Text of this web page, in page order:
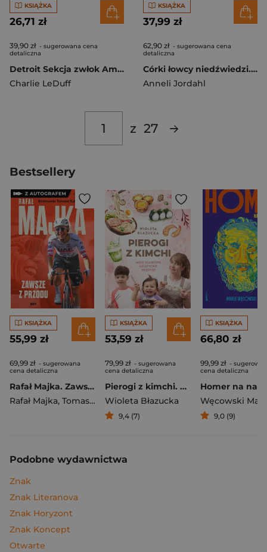
KSIĄŻKA
26,71 zł
39,90 zł - sugerowana cena
detaliczna
Detroit Sekcja zwłok Ameryki
Charlie LeDuff
KSIĄŻKA
37,99 zł
62,90 zł - sugerowana cena
detaliczna
Córki łowcy niedźwiedzi. Opowieść o siedmiu siostrach
Anneli Jordahl
z 27
Bestsellery
KSIĄŻKA
55,99 zł
69,99 zł - sugerowana
cena detaliczna
Rafał Majka. Zawsze z przodu. Rozmawia Tomasz Kalemba - książka z autografem
Rafał Majka, Tomasz Kalemba
KSIĄŻKA
53,59 zł
79,99 zł - sugerowana
cena detaliczna
Pierogi z kimchi. Moje ulubione azjatyckie przepisy
Wioleta Błazucka
9,4 (7)
KSIĄŻKA
66,80 zł
99,99 zł -
cena detaliczna
Węcowski
9,0 (9)
Podobne wydawnictwa
Znak
Znak Literanova
Znak Horyzont
Znak Koncept
Otwarte